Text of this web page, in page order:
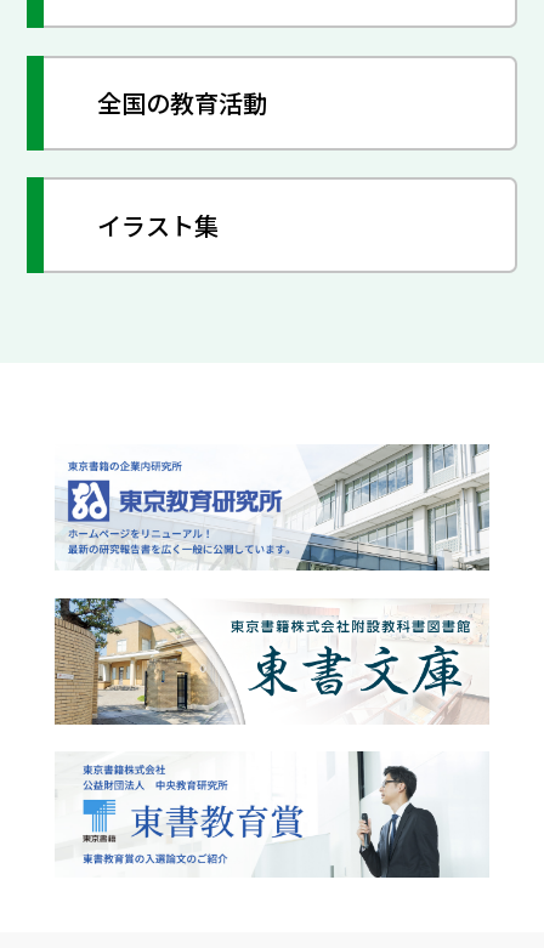
全国の教育活動
イラスト集